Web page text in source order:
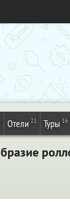
Отели 21 Туры 16